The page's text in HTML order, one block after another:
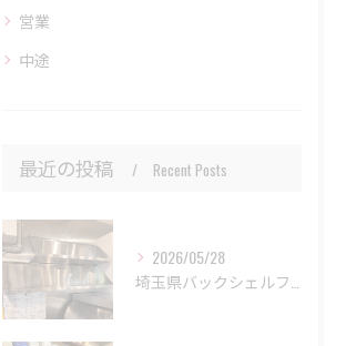
営業
中途
最近の投稿 Recent Posts
2026/05/28